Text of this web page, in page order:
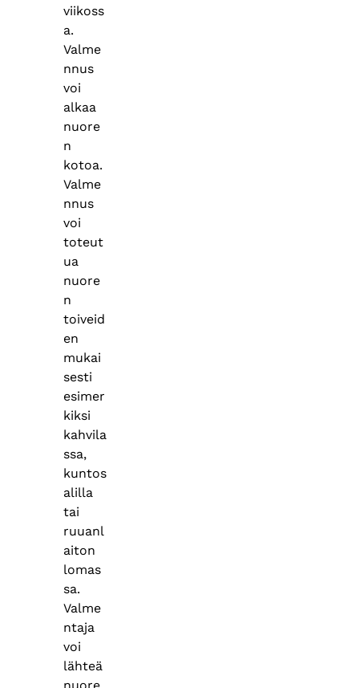
viikoss
a.
Valme
nnus
voi
alkaa
nuore
n
kotoa.
Valme
nnus
voi
toteut
ua
nuore
n
toiveid
en
mukai
sesti
esimer
kiksi
kahvila
ssa,
kuntos
alilla
tai
ruuanl
aiton
lomas
sa.
Valme
ntaja
voi
lähteä
nuore